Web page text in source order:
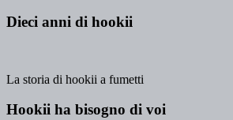
Dieci anni di hookii
La storia di hookii a fumetti
Hookii ha bisogno di voi